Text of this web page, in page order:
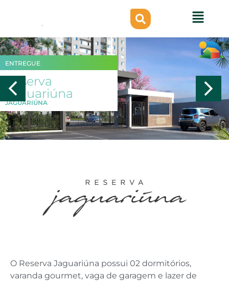
ENTREGUE
Reserva
Jaguariúna
JAGUARIÚNA
O Reserva Jaguariúna possui 02 dormitórios,
varanda gourmet, vaga de garagem e lazer de